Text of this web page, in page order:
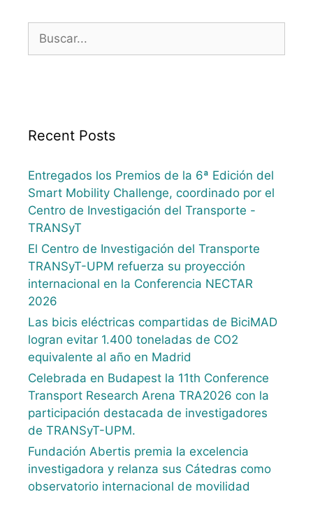
Recent Posts
Entregados los Premios de la 6ª Edición del
Smart Mobility Challenge, coordinado por el
Centro de Investigación del Transporte -
TRANSyT
El Centro de Investigación del Transporte
TRANSyT-UPM refuerza su proyección
internacional en la Conferencia NECTAR
2026
Las bicis eléctricas compartidas de BiciMAD
logran evitar 1.400 toneladas de CO2
equivalente al año en Madrid
Celebrada en Budapest la 11th Conference
Transport Research Arena TRA2026 con la
participación destacada de investigadores
de TRANSyT-UPM.
Fundación Abertis premia la excelencia
investigadora y relanza sus Cátedras como
observatorio internacional de movilidad